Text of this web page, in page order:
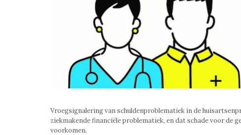
Vroegsignalering van schuldenproblematiek in de
ziekmakende financiële problematiek, en dat schade voor de
voorkomen.